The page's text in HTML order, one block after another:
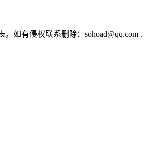
如有侵权联系删除：sohoad@qq.com .